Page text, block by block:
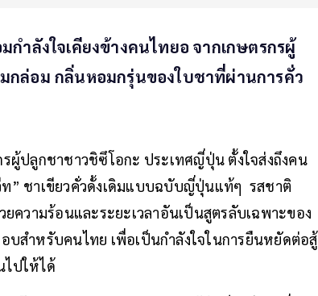
ำลังใจเคียงข้างคนไทยอ จากเกษตรกรผู้
ล่อม กลิ่นหอมกรุ่นของใบชาที่ผ่านการคั่ว
ผู้ปลูกชาชาวชิซึโอกะ ประเทศญี่ปุ่น ตั้งใจส่งถึงคน
” ชาเขียวคั่วดั้งเดิมแบบฉบับญี่ปุ่นแท้ๆ รสชาติ
วามร้อนและระยะเวลาอันเป็นสูตรลับเฉพาะของ
สำหรับคนไทย เพื่อเป็นกำลังใจในการยืนหยัดต่อสู้
ปให้ได้